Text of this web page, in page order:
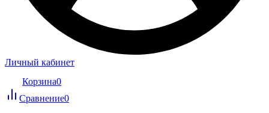
Личный кабинет
Корзина0
Сравнение0